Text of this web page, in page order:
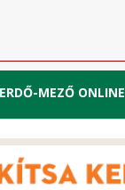
ERDŐ-MEZŐ ONLINE